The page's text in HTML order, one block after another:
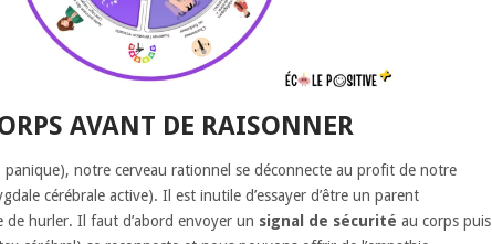
AVANT DE RAISONNER
panique), notre cerveau rationnel se déconnecte au profit de notre
cérébrale active). Il est inutile d’essayer d’être un parent
hurler. Il faut d’abord envoyer un signal de sécurité au corps puis